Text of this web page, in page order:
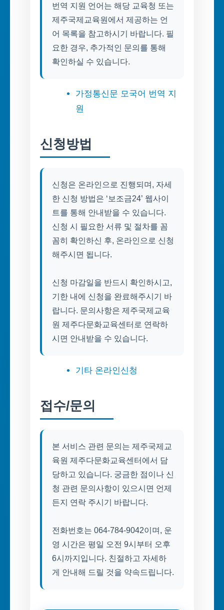
번역 지원 언어는 해당 교육청 또는
제주국제교육원에서 제공하는 언
어 목록을 참고하시기 바랍니다. 필
요한 경우, 추가적인 문의를 통해
확인하실 수 있습니다.
가정통신문 모국어 번역 지
원
신청방법
신청은 온라인으로 진행되며, 자세
한 신청 방법은 ‘보조금24’ 웹사이
트를 통해 안내받을 수 있습니다.
신청 시 필요한 서류 및 절차를 꼼
꼼히 확인하신 후, 온라인으로 신청
해주시면 됩니다.
신청 마감일을 반드시 확인하시고,
기한 내에 신청을 완료해주시기 바
랍니다. 문의사항은 제주국제교육
원 제주다문화교육센터로 연락하
시면 안내받을 수 있습니다.
기타 온라인신청
접수/문의
본 서비스 관련 문의는 제주국제교
육원 제주다문화교육센터에서 담
당하고 있습니다. 궁금한 점이나 신
청 관련 문의사항이 있으시면 언제
든지 연락 주시기 바랍니다.
전화번호는 064-784-9042이며, 운
영 시간은 평일 오전 9시부터 오후
6시까지입니다. 친절하고 자세하
게 안내해 드릴 것을 약속드립니다.